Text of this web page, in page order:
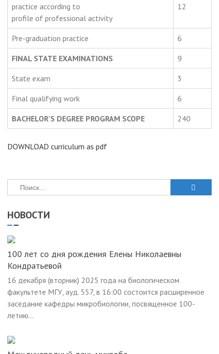
practice according to
profile of professional activity
12
Pre-graduation practice 6
FINAL STATE EXAMINATIONS 9
State exam 3
Final qualifying work 6
BACHELOR'S DEGREE PROGRAM SCOPE 240
DOWNLOAD curriculum as pdf
Найти:
НОВОСТИ
100 лет со дня рождения Елены Николаевны
Кондратьевой
16 декабря (вторник) 2025 года на биологическом
факультете МГУ, ауд. 557, в 16:00 состоится расширенное
заседание кафедры микробиологии, посвященное 100-
летию...